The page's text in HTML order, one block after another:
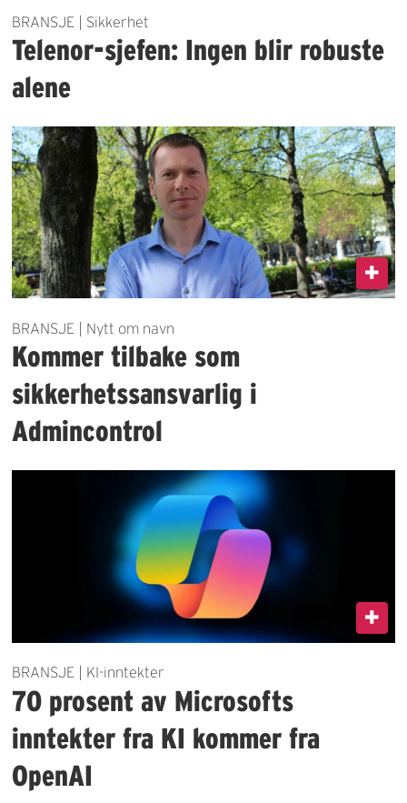
BRANSJE | Sikkerhet
Telenor-sjefen: Ingen blir robuste
alene
BRANSJE | Nytt om navn
Kommer tilbake som
sikkerhetssansvarlig i
Admincontrol
BRANSJE | KI-inntekter
70 prosent av Microsofts
inntekter fra KI kommer fra
OpenAI